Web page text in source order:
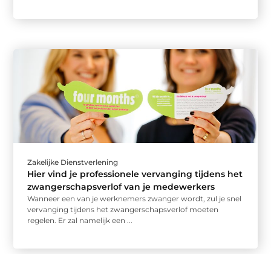
Zakelijke Dienstverlening
Hier vind je professionele vervanging tijdens het
zwangerschapsverlof van je medewerkers
Wanneer een van je werknemers zwanger wordt, zul je snel
vervanging tijdens het zwangerschapsverlof moeten
regelen. Er zal namelijk een ...